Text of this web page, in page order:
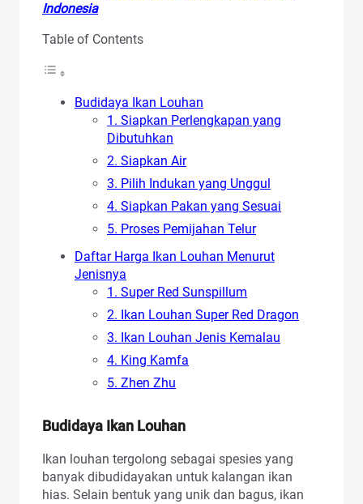
Indonesia
Table of Contents
Budidaya Ikan Louhan
1. Siapkan Perlengkapan yang
Dibutuhkan
2. Siapkan Air
3. Pilih Indukan yang Unggul
4. Siapkan Pakan yang Sesuai
5. Proses Pemijahan Telur
Daftar Harga Ikan Louhan Menurut
Jenisnya
1. Super Red Sunspillum
2. Ikan Louhan Super Red Dragon
3. Ikan Louhan Jenis Kemalau
4. King Kamfa
5. Zhen Zhu
Budidaya Ikan Louhan
Ikan louhan tergolong sebagai spesies yang
banyak dibudidayakan untuk kalangan ikan
hias. Selain bentuk yang unik dan bagus, ikan